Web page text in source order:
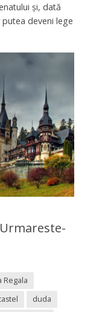
și, dată
deveni lege
Urmareste-
Regala
duda